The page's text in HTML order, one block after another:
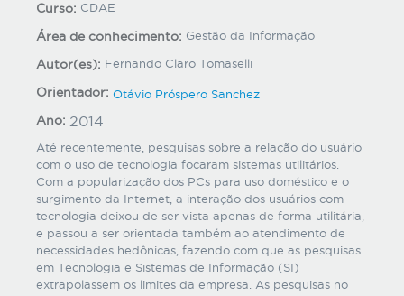
Curso: CDAE
Área de conhecimento: Gestão da Informação
Autor(es): Fernando Claro Tomaselli
Orientador: Otávio Próspero Sanchez
Ano: 2014
Até recentemente, pesquisas sobre a relação do usuário
com o uso de tecnologia focaram sistemas utilitários.
Com a popularização dos PCs para uso doméstico e o
surgimento da Internet, a interação dos usuários com
tecnologia deixou de ser vista apenas de forma utilitária,
e passou a ser orientada também ao atendimento de
necessidades hedônicas, fazendo com que as pesquisas
em Tecnologia e Sistemas de Informação (SI)
extrapolassem os limites da empresa. As pesquisas no